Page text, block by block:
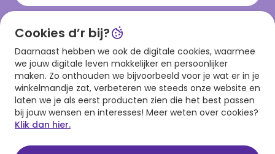
Download onze app
Cookies d’r bij?
Daarnaast hebben we ook de digitale cookies, waarmee
we jouw digitale leven makkelijker en persoonlijker
maken. Zo onthouden we bijvoorbeeld voor je wat er in je
winkelmandje zat, verbeteren we steeds onze website en
laten we je als eerst producten zien die het best passen
bij jouw wensen en interesses! Meer weten over cookies?
Klik dan hier.